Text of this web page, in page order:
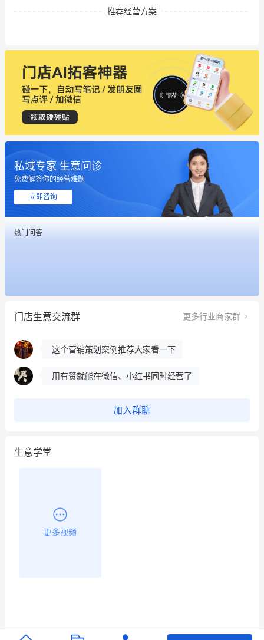
推荐经营方案
私域专家 生意问诊
免费解答你的经营难题
立即咨询
热门问答
门店生意交流群 更多行业商家群
这个营销策划案例推荐大家看一下
昨晚的直播课程太好啦❤️
冰墩墩货源充足需要的联系我
这个营销策划案例推荐大家看一下
用有赞就能在微信、小红书同时经营了
加入群聊
生意学堂
更多视频